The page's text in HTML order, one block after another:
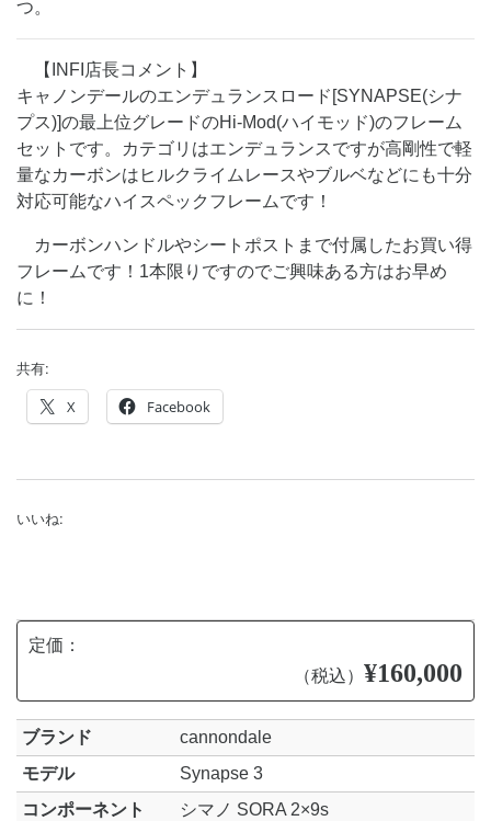
つ。
【INFI店長コメント】
キャノンデールのエンデュランスロード[SYNAPSE(シナ
プス)]の最上位グレードのHi-Mod(ハイモッド)のフレーム
セットです。カテゴリはエンデュランスですが高剛性で軽
量なカーボンはヒルクライムレースやブルベなどにも十分
対応可能なハイスペックフレームです！
カーボンハンドルやシートポストまで付属したお買い得
フレームです！1本限りですのでご興味ある方はお早め
に！
共有:
X Facebook
いいね:
定価：
（税込） ¥160,000
ブランド
cannondale
モデル
Synapse 3
コンポーネント
シマノ SORA 2×9s